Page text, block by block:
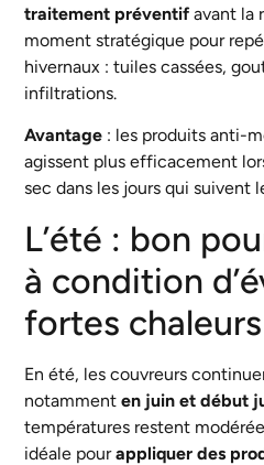
traitement préventif avant la
moment stratégique pour
hivernaux : tuiles cassées,
infiltrations.
Avantage : les produits anti-
agissent plus efficacement
sec dans les jours qui suivent
L’été : bon
à condition
fortes chaleurs
En été, les couvreurs
notammenten juin et début
températures restent
idéale pourappliquer des